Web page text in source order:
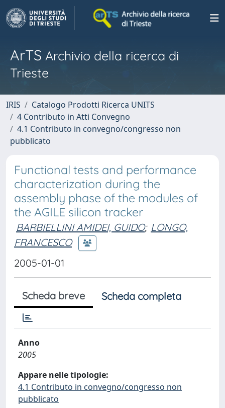
ArTS Archivio della ricerca di
Trieste
IRIS
Catalogo Prodotti Ricerca UNITS
4 Contributo in Atti Convegno
4.1 Contributo in convegno/congresso non
pubblicato
Functional tests and performance
characterization during the
assembly phase of the modules of
the AGILE silicon tracker
BARBIELLINI AMIDEI, GUIDO; LONGO,
FRANCESCO
2005-01-01
Scheda breve Scheda completa
Anno
2005
Appare nelle tipologie:
4.1 Contributo in convegno/congresso non
pubblicato